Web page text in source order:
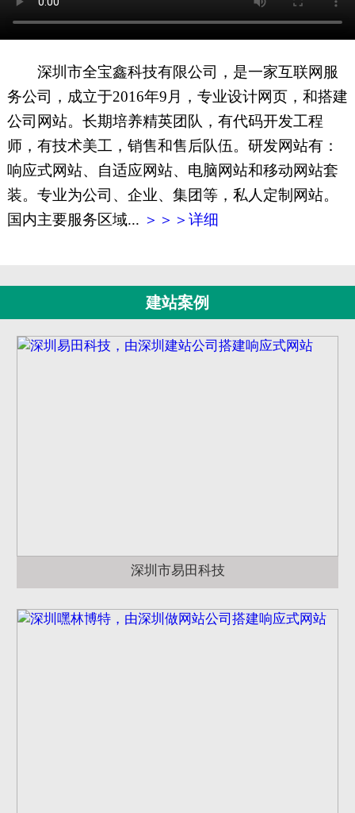
XML地图
深圳市全宝鑫科技有限公司，是一家互联网服
务公司，成立于2016年9月，专业设计网页，和搭建
公司网站。长期培养精英团队，有代码开发工程
师，有技术美工，销售和售后队伍。研发网站有：
响应式网站、自适应网站、电脑网站和移动网站套
装。专业为公司、企业、集团等，私人定制网站。
国内主要服务区域... ＞＞＞详细
建站案例
深圳市易田科技